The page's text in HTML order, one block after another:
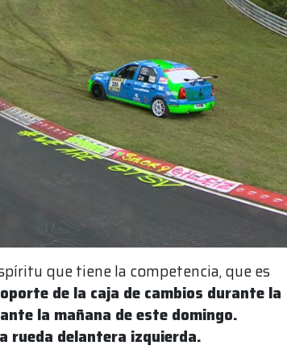
que tiene la competencia, que es
de la caja de cambios durante la
la mañana de este domingo.
rueda delantera izquierda.